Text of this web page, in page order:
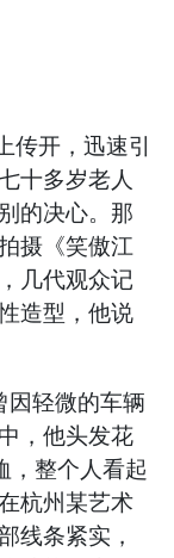
传开，迅速引
十多岁老人
的决心。那
摄《笑傲江
几代观众记
造型，他说
轻微的车辆
，他头发花
，整个人看起
杭州某艺术
线条紧实，